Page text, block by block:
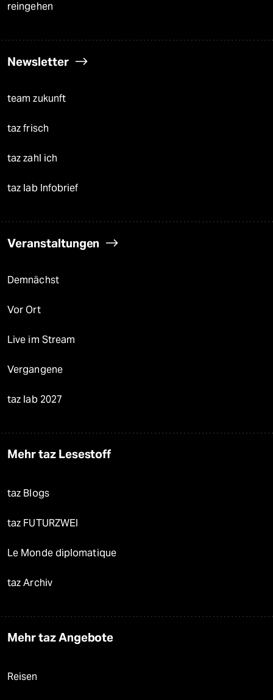
reingehen
Newsletter
team zukunft
taz frisch
taz zahl ich
taz lab Infobrief
Veranstaltungen
Demnächst
Vor Ort
Live im Stream
Vergangene
taz lab 2027
Mehr taz Lesestoff
taz Blogs
taz FUTURZWEI
Le Monde diplomatique
taz Archiv
Mehr taz Angebote
Reisen